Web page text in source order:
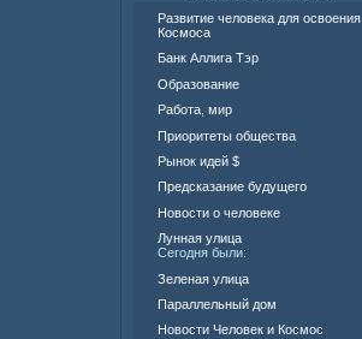
Развитие человека для освоения
Космоса
Банк Аллига Тэр
Образование
Работа, мир
Приоритеты общества
Рынок идей $
Предсказание будущего
Новости о человеке
Лунная улица
Сегодня были:
Зеленая улица
Параллельный дом
Новости Человек и Космос